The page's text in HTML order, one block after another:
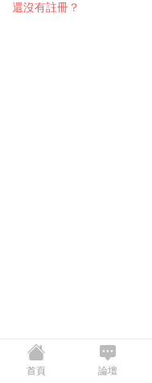
還沒有註冊？
首頁 論壇